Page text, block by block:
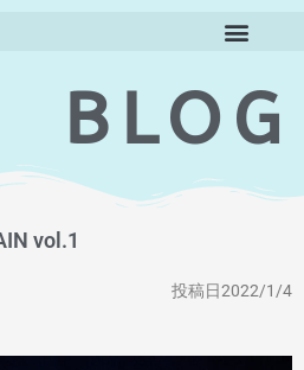
BLOG
vol.1
投稿日2022/1/4